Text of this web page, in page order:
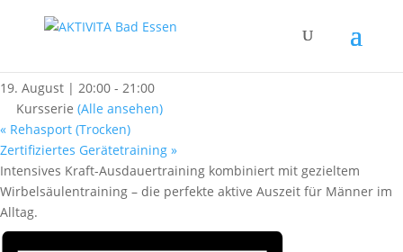
« Alle Kurse
19. August | 20:00 - 21:00
Kursserie (Alle ansehen)
« Rehasport (Trocken)
Zertifiziertes Gerätetraining »
Intensives Kraft-Ausdauertraining kombiniert mit gezieltem
Wirbelsäulentraining – die perfekte aktive Auszeit für Männer im
Alltag.